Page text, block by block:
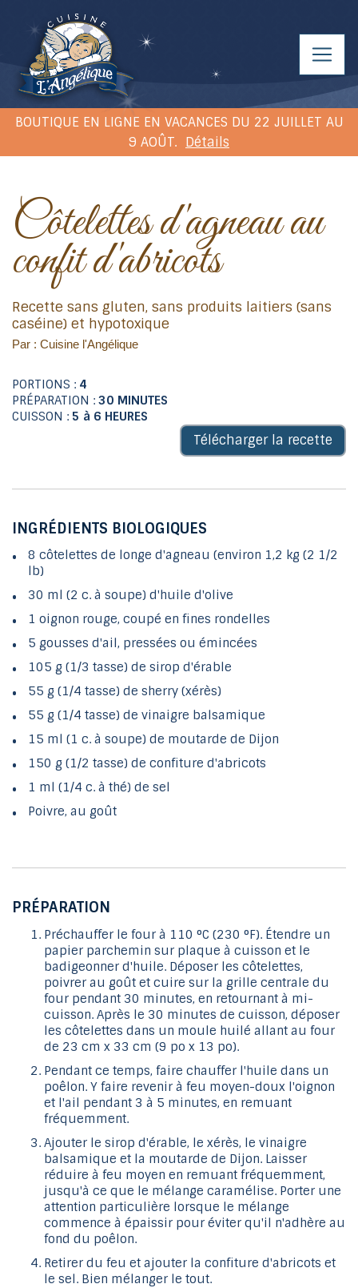
BOUTIQUE EN LIGNE EN VACANCES DU 22 JUILLET AU
9 AOÛT. Détails
Côtelettes d'agneau au
confit d'abricots
Recette sans gluten, sans produits laitiers (sans
caséine) et hypotoxique
Par : Cuisine l'Angélique
PORTIONS : 4
PRÉPARATION : 30 MINUTES
CUISSON : 5 à 6 HEURES
Télécharger la recette
INGRÉDIENTS BIOLOGIQUES
8 côtelettes de longe d'agneau (environ 1,2 kg (2 1/2
lb)
30 ml (2 c. à soupe) d'huile d'olive
1 oignon rouge, coupé en fines rondelles
5 gousses d'ail, pressées ou émincées
105 g (1/3 tasse) de sirop d'érable
55 g (1/4 tasse) de sherry (xérès)
55 g (1/4 tasse) de vinaigre balsamique
15 ml (1 c. à soupe) de moutarde de Dijon
150 g (1/2 tasse) de confiture d'abricots
1 ml (1/4 c. à thé) de sel
Poivre, au goût
PRÉPARATION
Préchauffer le four à 110 °C (230 °F). Étendre un
papier parchemin sur plaque à cuisson et le
badigeonner d'huile. Déposer les côtelettes,
poivrer au goût et cuire sur la grille centrale du
four pendant 30 minutes, en retournant à mi-
cuisson. Après le 30 minutes de cuisson, déposer
les côtelettes dans un moule huilé allant au four
de 23 cm x 33 cm (9 po x 13 po).
Pendant ce temps, faire chauffer l'huile dans un
poêlon. Y faire revenir à feu moyen-doux l'oignon
et l'ail pendant 3 à 5 minutes, en remuant
fréquemment.
Ajouter le sirop d'érable, le xérès, le vinaigre
balsamique et la moutarde de Dijon. Laisser
réduire à feu moyen en remuant fréquemment,
jusqu'à ce que le mélange caramélise. Porter une
attention particulière lorsque le mélange
commence à épaissir pour éviter qu'il n'adhère au
fond du poêlon.
Retirer du feu et ajouter la confiture d'abricots et
le sel. Bien mélanger le tout.